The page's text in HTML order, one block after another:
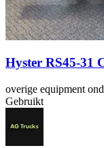
Hyster RS45-31
overige equipment
Gebruikt